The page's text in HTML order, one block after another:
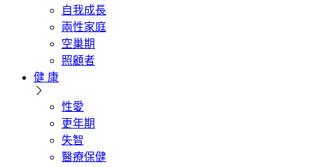
自我成長
兩性家庭
空巢期
照顧者
健 康
性愛
更年期
失智
醫療保健